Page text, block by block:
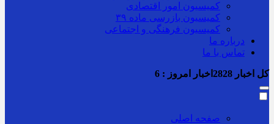
کمیسیون امور اقتصادی
کمیسیون بازرسی ماده ۳۹
کمیسیون فرهنگی و اجتماعی
درباره ما
تماس با ما
کل اخبار اخبار امروز : 6
صفحه اصلی